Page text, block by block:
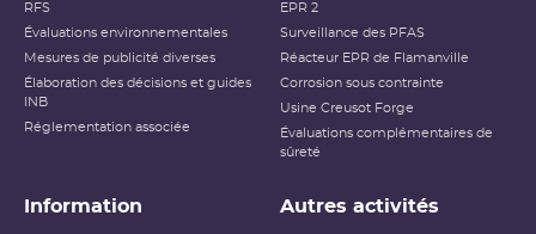
RFS
Évaluations environnementales
Mesures de publicité diverses
Élaboration des décisions et guides
INB
Réglementation associée
EPR 2
Surveillance des PFAS
Réacteur EPR de Flamanville
Corrosion sous contrainte
Usine Creusot Forge
Évaluations complémentaires de
sûreté
Information Autres activités